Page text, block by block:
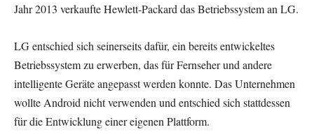
Jahr 2013 verkaufte Hewlett-Packard das Betriebssystem an LG.
LG entschied sich seinerseits dafür, ein bereits entwickeltes
Betriebssystem zu erwerben, das für Fernseher und andere
intelligente Geräte angepasst werden konnte. Das Unternehmen
wollte Android nicht verwenden und entschied sich stattdessen
für die Entwicklung einer eigenen Plattform.